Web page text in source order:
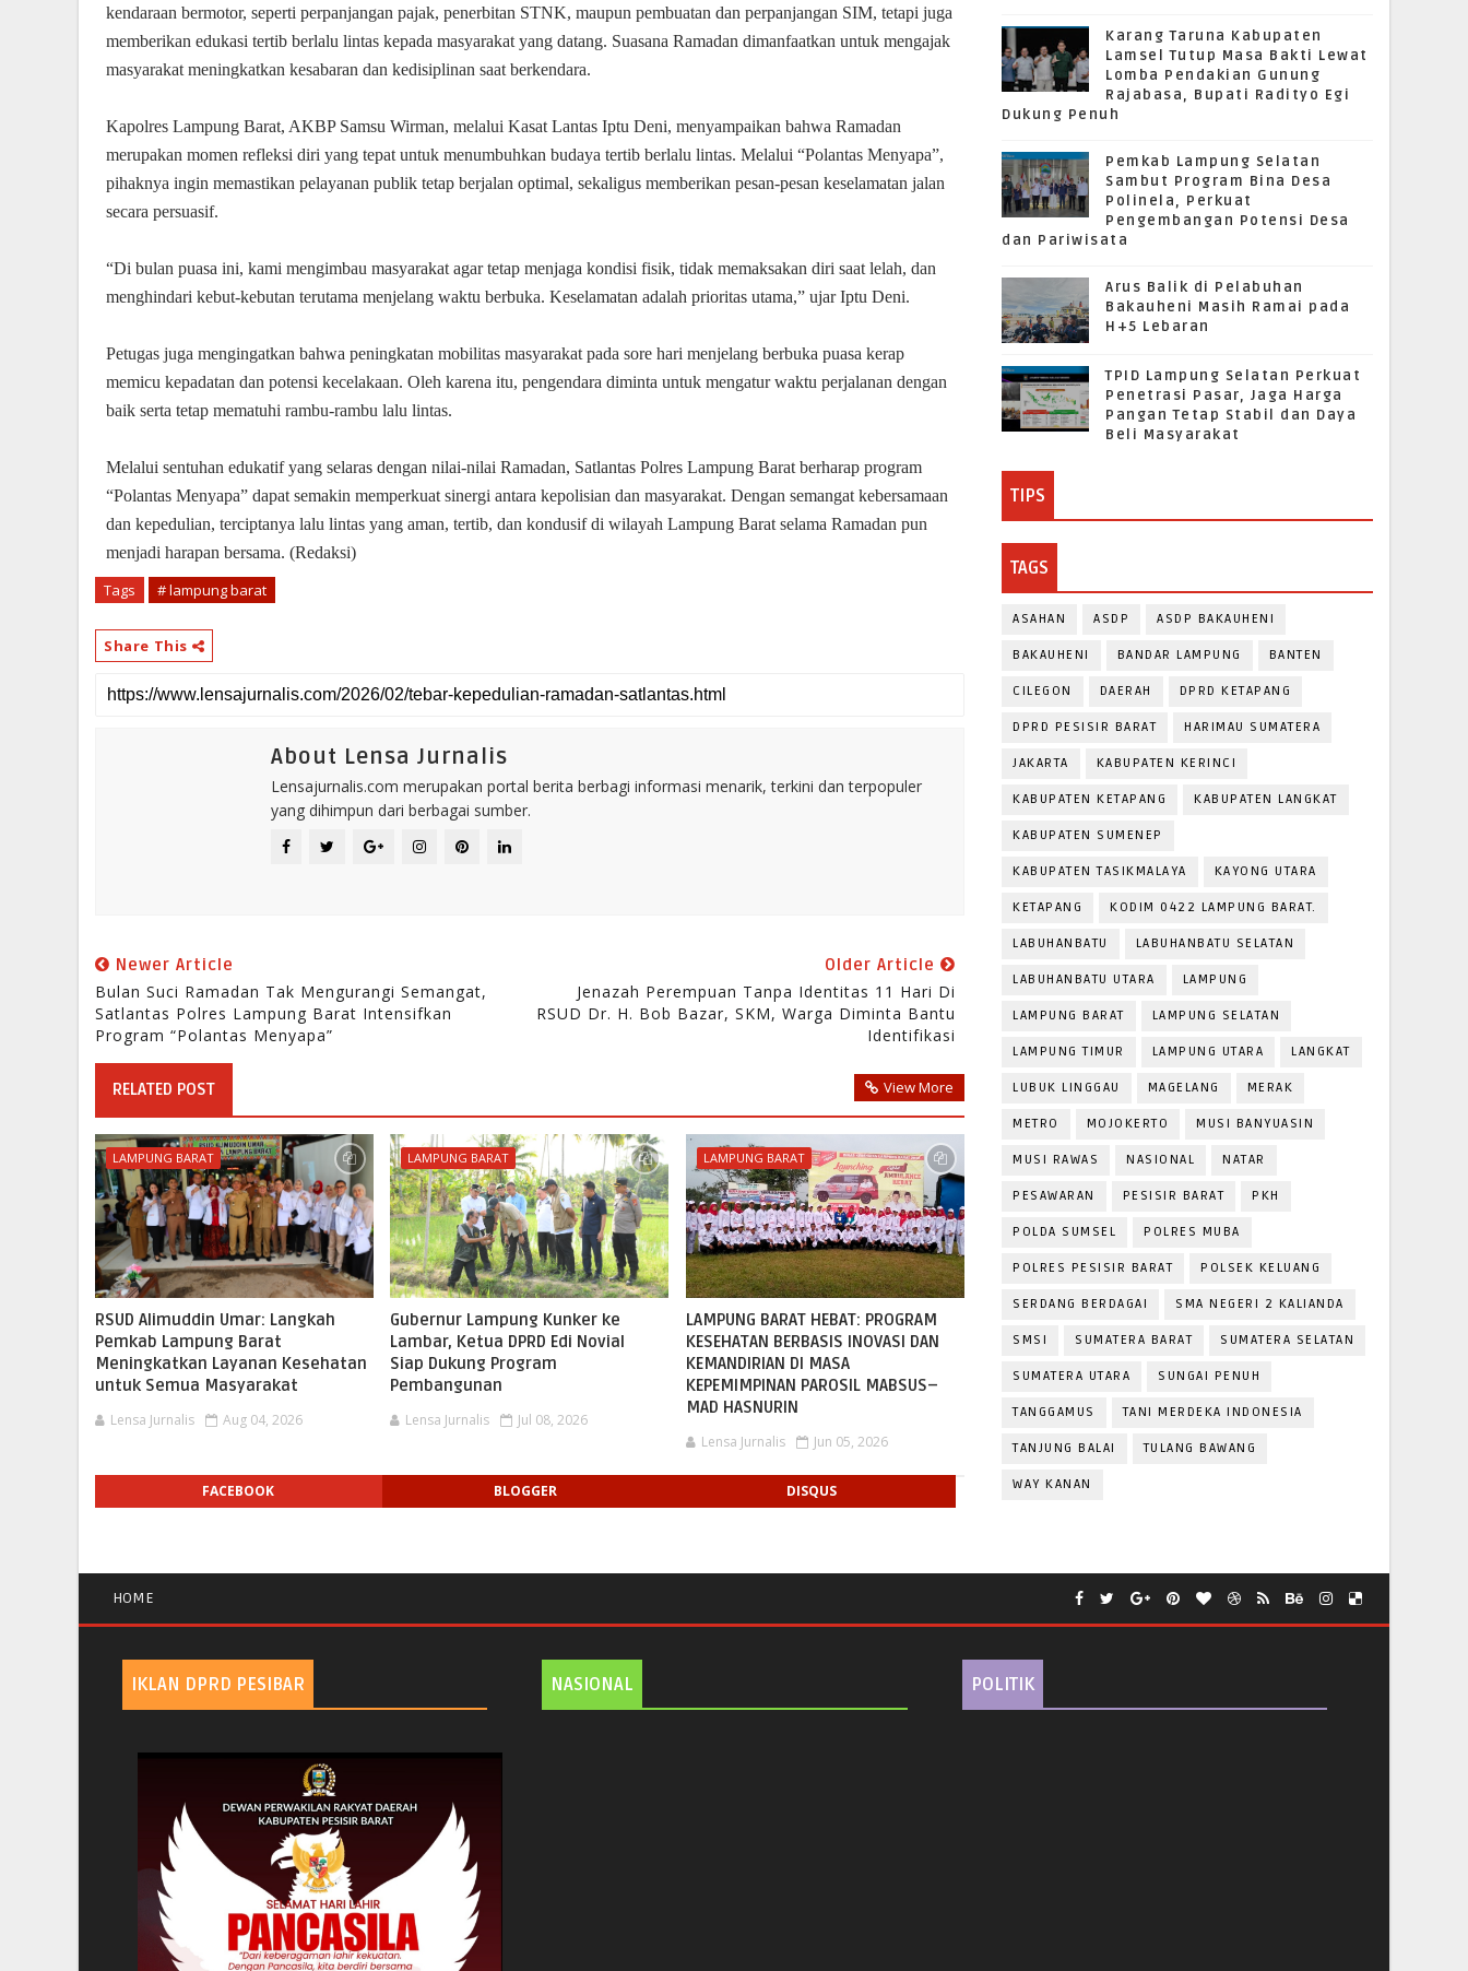
kendaraan bermotor, seperti perpanjangan pajak, penerbitan STNK, maupun pembuatan dan perpanjangan SIM, tetapi juga
memberikan edukasi tertib berlalu lintas kepada masyarakat yang datang. Suasana Ramadan dimanfaatkan untuk mengajak
masyarakat meningkatkan kesabaran dan kedisiplinan saat berkendara.
Kapolres Lampung Barat, AKBP Samsu Wirman, melalui Kasat Lantas Iptu Deni, menyampaikan bahwa Ramadan
merupakan momen refleksi diri yang tepat untuk menumbuhkan budaya tertib berlalu lintas. Melalui “Polantas Menyapa”,
pihaknya ingin memastikan pelayanan publik tetap berjalan optimal, sekaligus memberikan pesan-pesan keselamatan jalan
secara persuasif.
“Di bulan puasa ini, kami mengimbau masyarakat agar tetap menjaga kondisi fisik, tidak memaksakan diri saat lelah, dan
menghindari kebut-kebutan terutama menjelang waktu berbuka. Keselamatan adalah prioritas utama,” ujar Iptu Deni.
Petugas juga mengingatkan bahwa peningkatan mobilitas masyarakat pada sore hari menjelang berbuka puasa kerap
memicu kepadatan dan potensi kecelakaan. Oleh karena itu, pengendara diminta untuk mengatur waktu perjalanan dengan
baik serta tetap mematuhi rambu-rambu lalu lintas.
Melalui sentuhan edukatif yang selaras dengan nilai-nilai Ramadan, Satlantas Polres Lampung Barat berharap program
“Polantas Menyapa” dapat semakin memperkuat sinergi antara kepolisian dan masyarakat. Dengan semangat kebersamaan
dan kepedulian, terciptanya lalu lintas yang aman, tertib, dan kondusif di wilayah Lampung Barat selama Ramadan pun
menjadi harapan bersama. (Redaksi)
Tags # lampung barat
Share This
About Lensa Jurnalis
Lensajurnalis.com merupakan portal berita berbagi informasi menarik, terkini dan terpopuler
yang dihimpun dari berbagai sumber.
Newer Article
Bulan Suci Ramadan Tak Mengurangi Semangat,
Satlantas Polres Lampung Barat Intensifkan
Program “Polantas Menyapa”
Older Article
Jenazah Perempuan Tanpa Identitas 11 Hari Di
RSUD Dr. H. Bob Bazar, SKM, Warga Diminta Bantu
Identifikasi
RELATED POST View More
LAMPUNG BARAT
RSUD Alimuddin Umar: Langkah
Pemkab Lampung Barat
Meningkatkan Layanan Kesehatan
untuk Semua Masyarakat
Lensa Jurnalis Aug 04, 2026
LAMPUNG BARAT
Gubernur Lampung Kunker ke
Lambar, Ketua DPRD Edi Novial
Siap Dukung Program
Pembangunan
Lensa Jurnalis Jul 08, 2026
LAMPUNG BARAT
LAMPUNG BARAT HEBAT: PROGRAM
KESEHATAN BERBASIS INOVASI DAN
KEMANDIRIAN DI MASA
KEPEMIMPINAN PAROSIL MABSUS–
MAD HASNURIN
Lensa Jurnalis Jun 05, 2026
FACEBOOK BLOGGER DISQUS
Karang Taruna Kabupaten
Lamsel Tutup Masa Bakti Lewat
Lomba Pendakian Gunung
Rajabasa, Bupati Radityo Egi
Dukung Penuh
Pemkab Lampung Selatan
Sambut Program Bina Desa
Polinela, Perkuat
Pengembangan Potensi Desa
dan Pariwisata
Arus Balik di Pelabuhan
Bakauheni Masih Ramai pada
H+5 Lebaran
TPID Lampung Selatan Perkuat
Penetrasi Pasar, Jaga Harga
Pangan Tetap Stabil dan Daya
Beli Masyarakat
TIPS
TAGS
ASAHAN ASDP ASDP BAKAUHENI
BAKAUHENI BANDAR LAMPUNG BANTEN
CILEGON DAERAH DPRD KETAPANG
DPRD PESISIR BARAT HARIMAU SUMATERA
JAKARTA KABUPATEN KERINCI
KABUPATEN KETAPANG KABUPATEN LANGKAT
KABUPATEN SUMENEP
KABUPATEN TASIKMALAYA KAYONG UTARA
KETAPANG KODIM 0422 LAMPUNG BARAT.
LABUHANBATU LABUHANBATU SELATAN
LABUHANBATU UTARA LAMPUNG
LAMPUNG BARAT LAMPUNG SELATAN
LAMPUNG TIMUR LAMPUNG UTARA LANGKAT
LUBUK LINGGAU MAGELANG MERAK
METRO MOJOKERTO MUSI BANYUASIN
MUSI RAWAS NASIONAL NATAR
PESAWARAN PESISIR BARAT PKH
POLDA SUMSEL POLRES MUBA
POLRES PESISIR BARAT POLSEK KELUANG
SERDANG BERDAGAI SMA NEGERI 2 KALIANDA
SMSI SUMATERA BARAT SUMATERA SELATAN
SUMATERA UTARA SUNGAI PENUH
TANGGAMUS TANI MERDEKA INDONESIA
TANJUNG BALAI TULANG BAWANG
WAY KANAN
HOME
IKLAN DPRD PESIBAR NASIONAL POLITIK